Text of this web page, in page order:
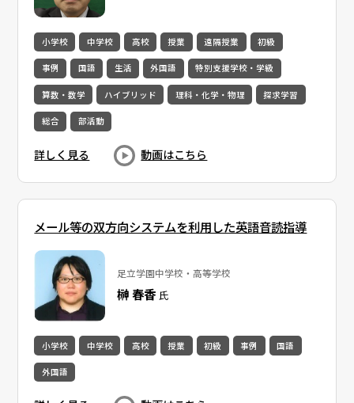
小学校 中学校 高校 授業 遠隔授業 初級
事例 国語 生活 外国語 特別支援学校・学級
算数・数学 ハイブリッド 理科・化学・物理 探求学習
総合 部活動
詳しく見る 動画はこちら
メール等の双方向システムを利用した英語音読指導
足立学園中学校・高等学校
榊 春香 氏
小学校 中学校 高校 授業 初級 事例 国語
外国語